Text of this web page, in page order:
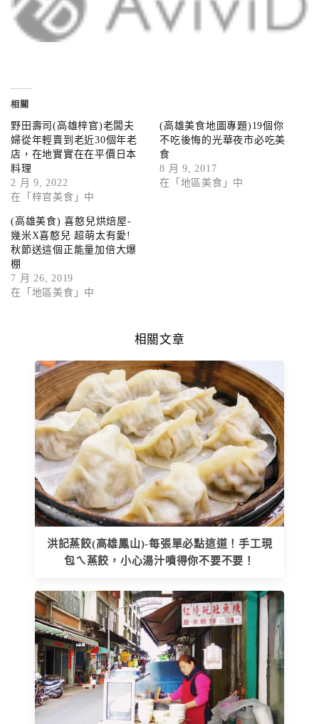
相關
野田壽司(高雄梓官)老闆夫
婦從年輕賣到老近30個年老
店，在地實實在在平價日本
料理
2 月 9, 2022
在「梓官美食」中
(高雄美食地圖專題)19個你
不吃後悔的光華夜市必吃美
食
8 月 9, 2017
在「地區美食」中
(高雄美食) 喜憨兒烘焙屋-
幾米X喜憨兒 超萌太有愛!
秋節送這個正能量加倍大爆
棚
7 月 26, 2019
在「地區美食」中
相關文章
洪記蒸餃(高雄鳳山)-每張單必點這道！手工現
包ㄟ蒸餃，小心湯汁噴得你不要不要！